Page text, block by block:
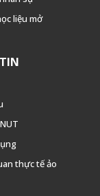
liệu mở
thực tế ảo